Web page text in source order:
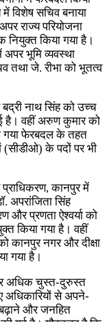
विशेष सचिव बनाया
राज्य परियोजना
किया गया है।
भूमि व्यवस्था
तथा जे. रीभा को भूतत्व
बद्री नाथ सिंह को उच्च
है। वहीं अरुण कुमार को
गया फेरबदल के तहत
(सीडीओ) के पदों पर भी
प्राधिकरण, कानपुर में
अपरांजिता सिंह
और प्रणता ऐश्वर्या को
किया गया है। वहीं
कानपुर नगर और दीक्षा
गया है।
अधिक चुस्त-दुरुस्त
अधिकारियों से अपने-
और जनहित